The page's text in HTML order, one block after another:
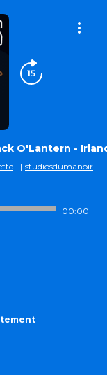
O'Lantern -
| studiosdumanoir
00:00